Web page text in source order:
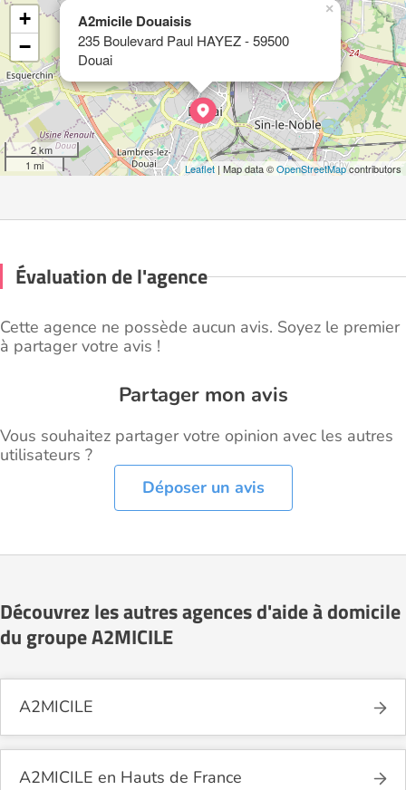
A2micile Douaisis
235 Boulevard Paul HAYEZ - 59500
Douai
×
+
−
2 km
1 mi
Leaflet| Map data ©OpenStreetMapcontributors
Évaluation de l'agence
Cette agence ne possède aucun avis. Soyez le premier
à partager votre avis !
Partager mon avis
Vous souhaitez partager votre opinion avec les autres
utilisateurs ?
Déposer un avis
Découvrez les autres agences d'aide à domicile
du groupe A2MICILE
A2MICILE
A2MICILE en Hauts de France